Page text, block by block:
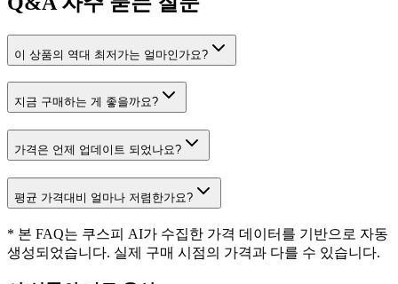
이 상품의 역대 최저가는 얼마인가요?
지금 구매하는 게 좋을까요?
가격은 언제 업데이트 되었나요?
평균 가격대비 얼마나 저렴한가요?
* 본 FAQ는 쿠스피 AI가 수집한 가격 데이터를 기반으로 자동
생성되었습니다. 실제 구매 시점의 가격과 다를 수 있습니다.